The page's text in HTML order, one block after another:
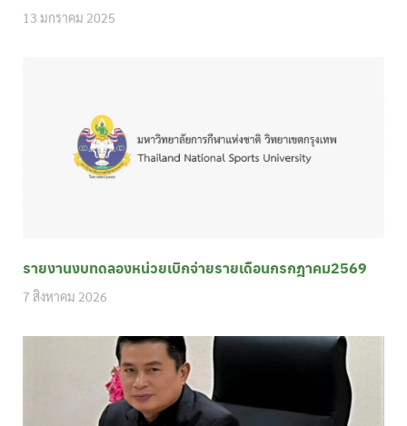
13 มกราคม 2025
รายงานงบทดลองหน่วยเบิกจ่ายรายเดือนกรกฎาคม2569
7 สิงหาคม 2026